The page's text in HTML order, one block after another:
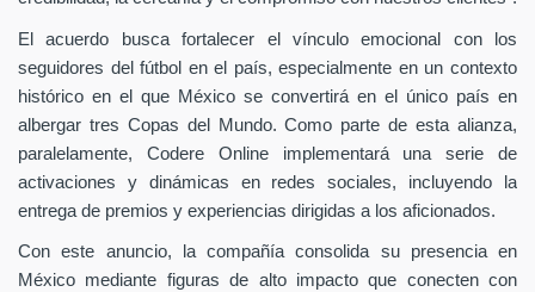
El acuerdo busca fortalecer el vínculo emocional con los
seguidores del fútbol en el país, especialmente en un contexto
histórico en el que México se convertirá en el único país en
albergar tres Copas del Mundo. Como parte de esta alianza,
paralelamente, Codere Online implementará una serie de
activaciones y dinámicas en redes sociales, incluyendo la
entrega de premios y experiencias dirigidas a los aficionados.
Con este anuncio, la compañía consolida su presencia en
México mediante figuras de alto impacto que conecten con